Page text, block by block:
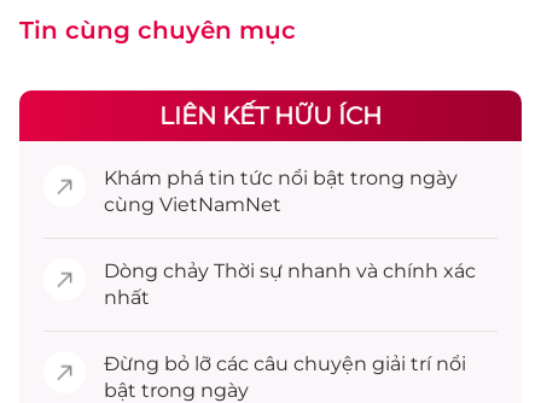
Tin cùng chuyên mục
LIÊN KẾT HỮU ÍCH
Khám phá tin tức nổi bật trong ngày
cùng VietNamNet
Dòng chảy Thời sự nhanh và chính xác
nhất
Đừng bỏ lỡ các câu chuyện giải trínổi
bật trong ngày